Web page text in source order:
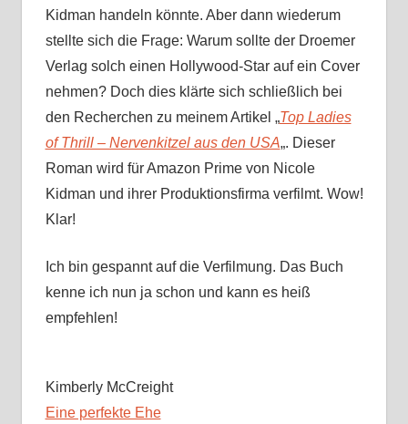
Kidman handeln könnte. Aber dann wiederum
stellte sich die Frage: Warum sollte der Droemer
Verlag solch einen Hollywood-Star auf ein Cover
nehmen? Doch dies klärte sich schließlich bei
den Recherchen zu meinem Artikel „Top Ladies
of Thrill – Nervenkitzel aus den USA„. Dieser
Roman wird für Amazon Prime von Nicole
Kidman und ihrer Produktionsfirma verfilmt. Wow!
Klar!
Ich bin gespannt auf die Verfilmung. Das Buch
kenne ich nun ja schon und kann es heiß
empfehlen!
Kimberly McCreight
Eine perfekte Ehe